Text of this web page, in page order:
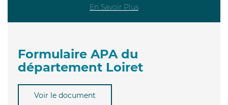
En Savoir Plus
Formulaire APA du
département Loiret
Voir le document